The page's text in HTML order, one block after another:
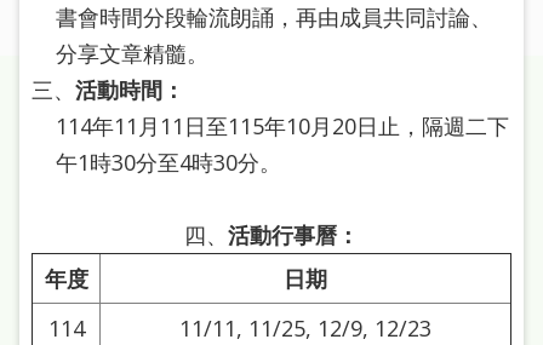
常
見
問
答
加
圖
書會時間分段輪流朗誦，再由成員共同討論、
分享文章精髓。
三、 活動時間：
114年11月11日至115年10月20日止，隔週二下
午1時30分至4時30分。
四、 活動行事曆：
年度
日期
114
11/11, 11/25, 12/9, 12/23